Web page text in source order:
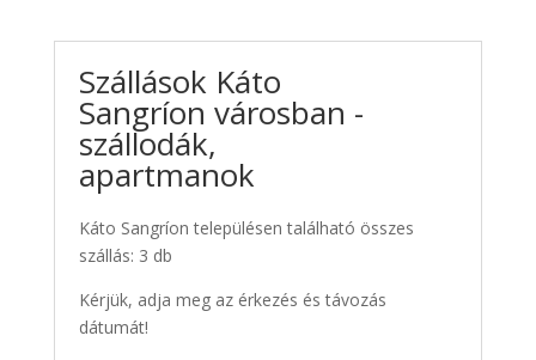
Szállások Káto
Sangríon városban -
szállodák,
apartmanok
Káto Sangríon településen található összes
szállás: 3 db
Kérjük, adja meg az érkezés és távozás
dátumát!